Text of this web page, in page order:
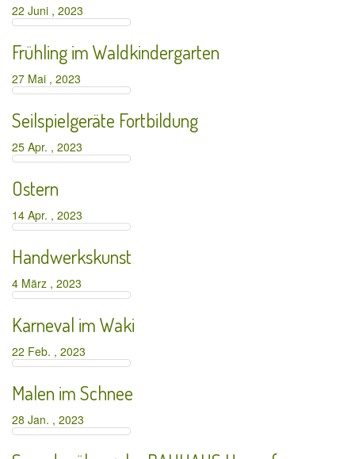
22 Juni , 2023
Frühling im Waldkindergarten
27 Mai , 2023
Seilspielgeräte Fortbildung
25 Apr. , 2023
Ostern
14 Apr. , 2023
Handwerkskunst
4 März , 2023
Karneval im Waki
22 Feb. , 2023
Malen im Schnee
28 Jan. , 2023